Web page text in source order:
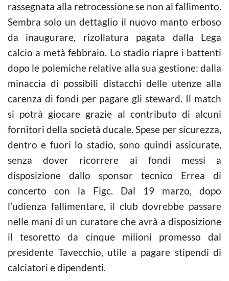
rassegnata alla retrocessione se non al fallimento.
Sembra solo un dettaglio il nuovo manto erboso
da inaugurare, rizollatura pagata dalla Lega
calcio a metà febbraio. Lo stadio riapre i battenti
dopo le polemiche relative alla sua gestione: dalla
minaccia di possibili distacchi delle utenze alla
carenza di fondi per pagare gli steward. Il match
si potrà giocare grazie al contributo di alcuni
fornitori della società ducale. Spese per sicurezza,
dentro e fuori lo stadio, sono quindi assicurate,
senza dover ricorrere ai fondi messi a
disposizione dallo sponsor tecnico Errea di
concerto con la Figc. Dal 19 marzo, dopo
l’udienza fallimentare, il club dovrebbe passare
nelle mani di un curatore che avrà a disposizione
il tesoretto da cinque milioni promesso dal
presidente Tavecchio, utile a pagare stipendi di
calciatori e dipendenti.